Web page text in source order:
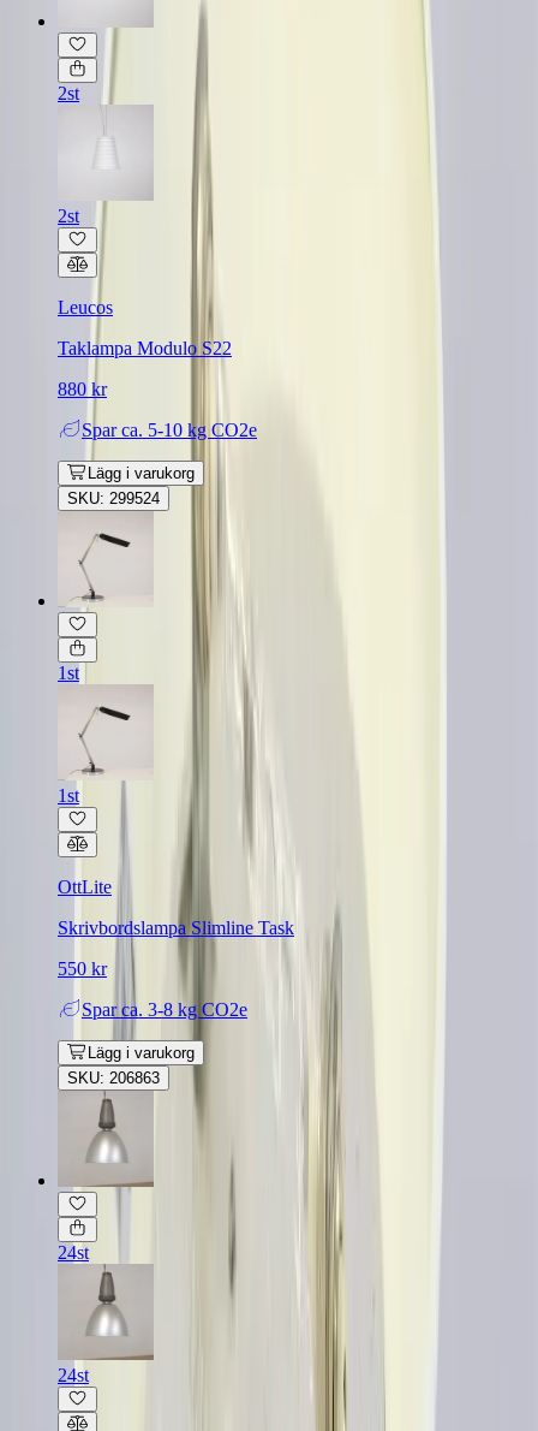
2st
2st
Leucos
Taklampa Modulo S22
880 kr
Spar ca. 5-10 kg CO2e
Lägg i varukorg
SKU: 299524
1st
1st
OttLite
Skrivbordslampa Slimline Task
550 kr
Spar ca. 3-8 kg CO2e
Lägg i varukorg
SKU: 206863
24st
24st